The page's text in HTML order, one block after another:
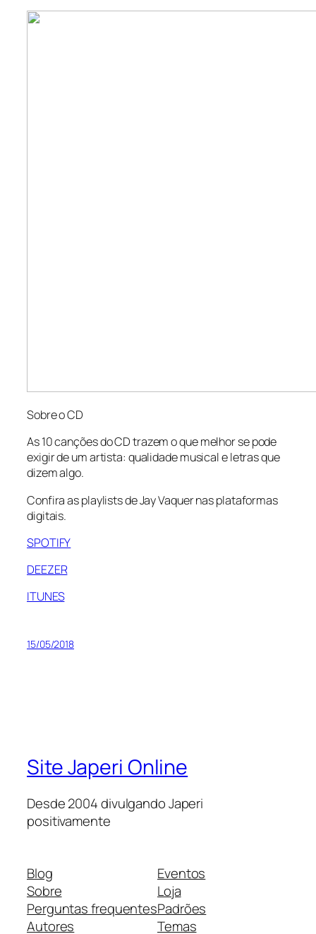
Sobre o CD
As 10 canções do CD trazem o que melhor se pode
exigir de um artista: qualidade musical e letras que
dizem algo.
Confira as playlists de Jay Vaquer nas plataformas
digitais.
SPOTIFY
DEEZER
ITUNES
15/05/2018
Site Japeri Online
Desde 2004 divulgando Japeri
positivamente
Blog
Sobre
Perguntas frequentes
Autores
Eventos
Loja
Padrões
Temas